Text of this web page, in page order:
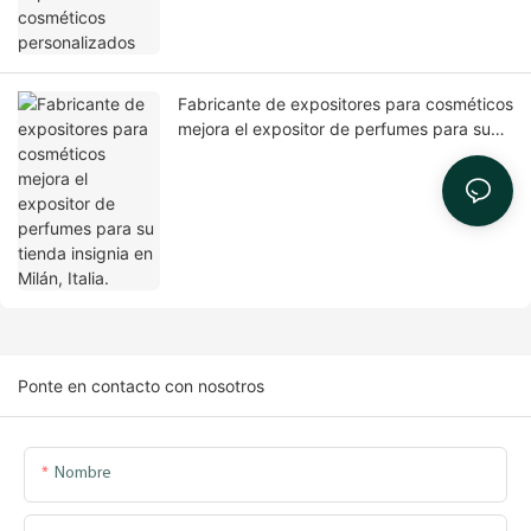
Fabricante de expositores para cosméticos
mejora el expositor de perfumes para su
Ponte en contacto con nosotros
Nombre